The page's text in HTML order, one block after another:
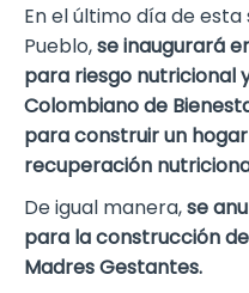
En el último día de
Pueblo,se inaugurará
para riesgo nutricional
Colombiano de
para construir un
recuperación
De igual manera,se
para la construcción
Madres Gestantes.